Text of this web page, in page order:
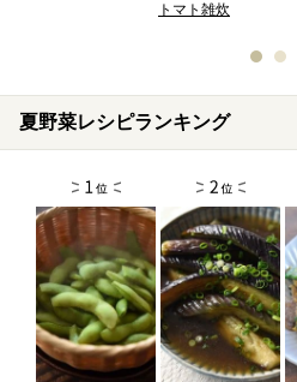
トマト雑炊
夏野菜レシピランキング